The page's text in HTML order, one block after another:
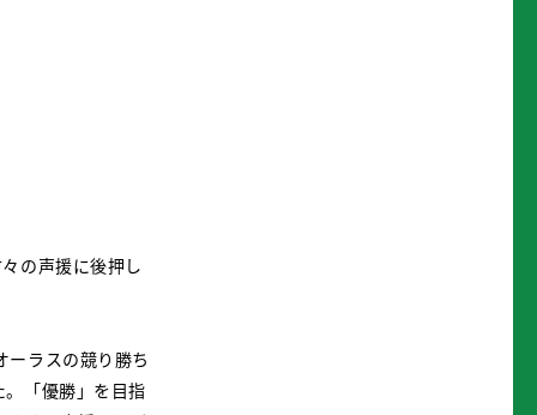
の声援に後押し
ーラスの競り勝ち
「優勝」を目指